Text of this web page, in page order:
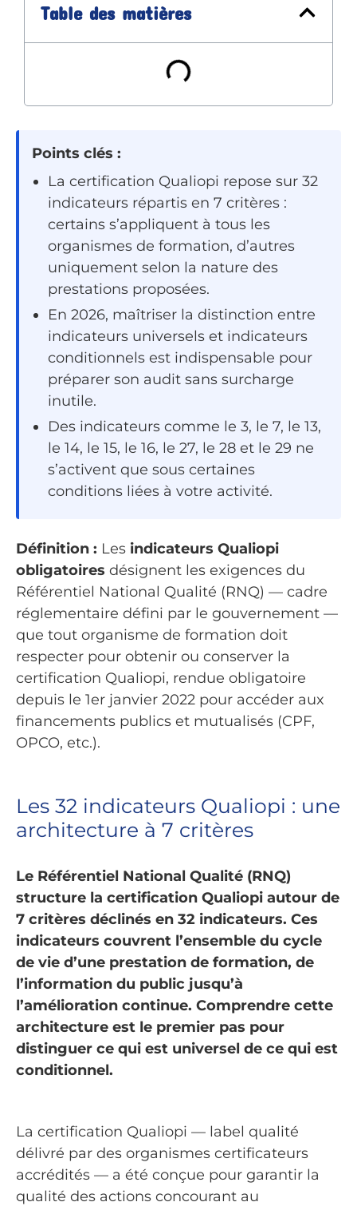
Table des matières
Points clés :
La certification Qualiopi repose sur 32
indicateurs répartis en 7 critères :
certains s’appliquent à tous les
organismes de formation, d’autres
uniquement selon la nature des
prestations proposées.
En 2026, maîtriser la distinction entre
indicateurs universels et indicateurs
conditionnels est indispensable pour
préparer son audit sans surcharge
inutile.
Des indicateurs comme le 3, le 7, le 13,
le 14, le 15, le 16, le 27, le 28 et le 29 ne
s’activent que sous certaines
conditions liées à votre activité.
Définition : Les indicateurs Qualiopi
obligatoires désignent les exigences du
Référentiel National Qualité (RNQ) — cadre
réglementaire défini par le gouvernement —
que tout organisme de formation doit
respecter pour obtenir ou conserver la
certification Qualiopi, rendue obligatoire
depuis le 1er janvier 2022 pour accéder aux
financements publics et mutualisés (CPF,
OPCO, etc.).
Les 32 indicateurs Qualiopi : une
architecture à 7 critères
Le Référentiel National Qualité (RNQ)
structure la certification Qualiopi autour de
7 critères déclinés en 32 indicateurs. Ces
indicateurs couvrent l’ensemble du cycle
de vie d’une prestation de formation, de
l’information du public jusqu’à
l’amélioration continue. Comprendre cette
architecture est le premier pas pour
distinguer ce qui est universel de ce qui est
conditionnel.
La certification Qualiopi — label qualité
délivré par des organismes certificateurs
accrédités — a été conçue pour garantir la
qualité des actions concourant au